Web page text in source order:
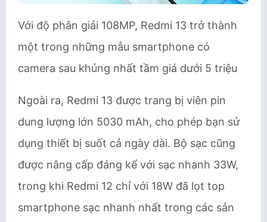
Với độ phân giải 108MP, Redmi 13 trở thành
một trong những mẫu smartphone có
camera sau khủng nhất tầm giá dưới 5 triệu
Ngoài ra, Redmi 13 được trang bị viên pin
dung lượng lớn 5030 mAh, cho phép bạn sử
dụng thiết bị suốt cả ngày dài. Bộ sạc cũng
được nâng cấp đáng kể với sạc nhanh 33W,
trong khi Redmi 12 chỉ với 18W đã lọt top
smartphone sạc nhanh nhất trong các sản